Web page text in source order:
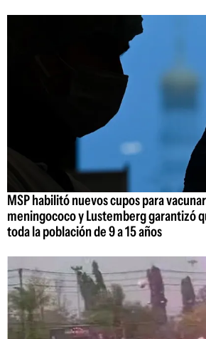
MSP habilitó nuevos cupos para
meningococo y Lustemberg garantizó
toda la población de 9 a 15 años